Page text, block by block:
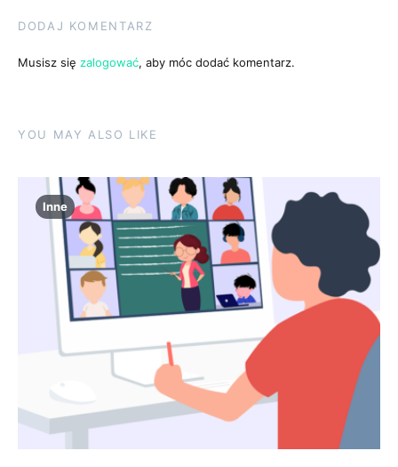
DODAJ KOMENTARZ
Musisz się zalogować, aby móc dodać komentarz.
YOU MAY ALSO LIKE
Inne